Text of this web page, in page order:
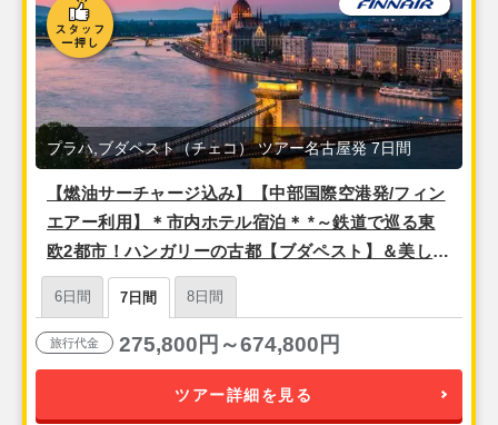
【燃油サーチャージ込み】【中部国際空港発/フィン
エアー利用】＊市内ホテル宿泊＊ *～鉄道で巡る東
欧2都市！ハンガリーの古都【ブダペスト】＆美しい
街並みが魅力！千年の都【プラハ】*～7日間
プラハ,ブダペスト（チェコ） ツアー名古屋発 7日間
6日間 7日間 8日間
旅行代金 275,800円～674,800円
ツアー詳細を見る